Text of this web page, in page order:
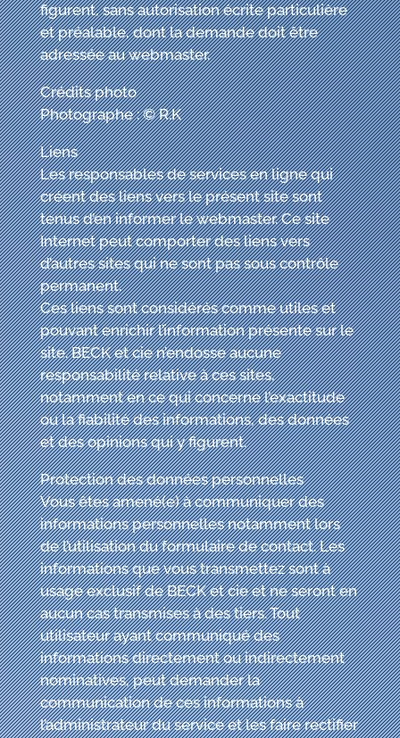
figurent, sans autorisation écrite particulière
et préalable, dont la demande doit être
adressée au webmaster.
Crédits photo
Photographe : © R.K
Liens
Les responsables de services en ligne qui
créent des liens vers le présent site sont
tenus d’en informer le webmaster. Ce site
Internet peut comporter des liens vers
d’autres sites qui ne sont pas sous contrôle
permanent.
Ces liens sont considérés comme utiles et
pouvant enrichir l’information présente sur le
site. BECKet cien’endosse aucune
responsabilité relative à ces sites,
notamment en ce qui concerne l’exactitude
ou la fiabilité des informations, des données
et des opinions qui y figurent.
Protection des données personnelles
Vous êtes amené(e) à communiquer des
informations personnelles notamment lors
de l’utilisation du formulaire de contact. Les
informations que vous transmettez sont à
usage exclusif de BECKet cieet ne seront en
aucun cas transmises à des tiers. Tout
utilisateur ayant communiqué des
informations directement ou indirectement
nominatives, peut demander la
communication de ces informations à
l’administrateur du service et les faire rectifier